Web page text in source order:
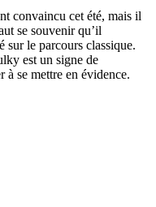
convaincu cet été, mais il
se souvenir qu’il
sur le parcours classique.
est un signe de
à se mettre en évidence.